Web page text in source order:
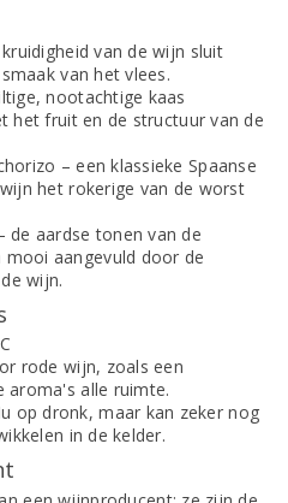
van de wijn sluit
van het vlees.
nootachtige kaas
het fruit en de structuur van de
– een klassieke Spaanse
het rokerige van de worst
de aardse tonen van de
aangevuld door de
wijn.
rode wijn, zoals een
aroma's alle ruimte.
op dronk, maar kan zeker nog
in de kelder.